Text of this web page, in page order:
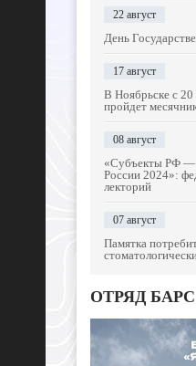
22 август
День
17 август
В Ноябрьске с 20
пройдет
08 август
«Субъекты РФ —
России 2024»:
лекторий
07 август
Памятка
ОТРЯД